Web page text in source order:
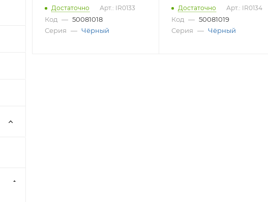
Достаточно Арт.: IR0133
Код — 50081018
Серия — Чёрный
Достаточно Арт.: IR0134
Код — 50081019
Серия — Чёрный